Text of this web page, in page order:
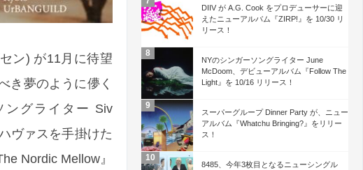
ン) が11月に待望
き夢のように儚く
ングライター Siv
ヴァスを手掛けた
Nordic Mellow』
DIIV が A.G. Cook をプロデューサーに迎
えたニューアルバム『ZIRP!』を 10/30 リ
リース！
NYのシンガーソングライター June
McDoom、デビューアルバム『Follow The
Light』を 10/16 リリース！
スーパーグループ Dinner Party が、ニュー
アルバム『Whatchu Bringing?』をリリー
ス！
8485、今年3枚目となるニューシングル